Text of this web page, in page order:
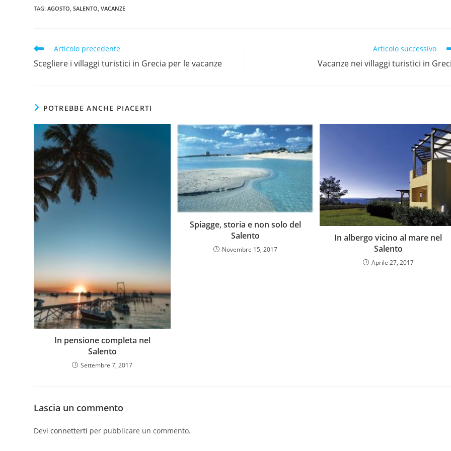
TAG:AGOSTO, SALENTO, VACANZE
Articolo precedente
Scegliere i villaggi turistici in Grecia per le vacanze
Articolo successivo
Vacanze nei villaggi turistici in
POTREBBE ANCHE PIACERTI
In pensione completa nel
Salento
Settembre 7, 2017
Spiagge, storia e non solo del
Salento
Novembre 15, 2017
In albergo vicino al mare nel
Salento
Aprile 27, 2017
Lascia un commento
Deviconnetterti per pubblicare un commento.